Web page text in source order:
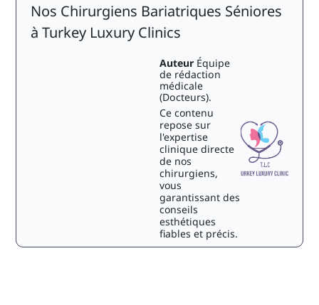
Nos Chirurgiens Bariatriques Séniores
à Turkey Luxury Clinics
Auteur Équipe
de rédaction
médicale
(Docteurs).
Ce contenu
repose sur
l'expertise
clinique directe
de nos
chirurgiens,
vous
garantissant des
conseils
esthétiques
fiables et précis.